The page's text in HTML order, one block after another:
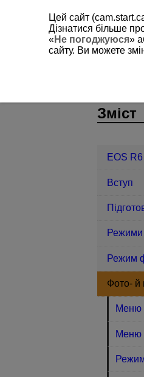
Зміст
EOS
Вступ
Режими
Режим
Фото- й
Меню
Меню
Цей сайт
Дізнатися більше
«Не погоджуюся»
сайту. Ви можете